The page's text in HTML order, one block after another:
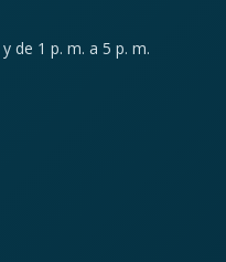
de 1 p. m. a 5 p. m.